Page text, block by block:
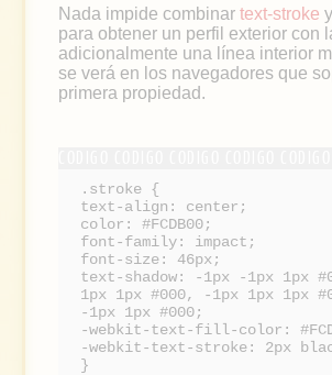
Nada impide combinar text-stroke y
para obtener un perfil exterior con
adicionalmente una línea interior
se verá en los navegadores que
primera propiedad.
.stroke {
text-align: center;
color: #FCDB00;
font-family: impact;
font-size: 46px;
text-shadow: -1px -1px 1px
1px 1px #000, -1px 1px 1px
-1px 1px #000;
-webkit-text-fill-color:
-webkit-text-stroke: 2px
}